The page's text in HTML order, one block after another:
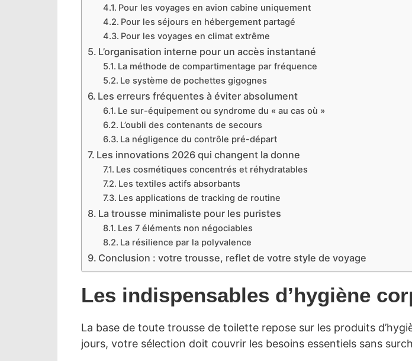
Pour les voyages en avion cabine uniquement
Pour les séjours en hébergement partagé
Pour les voyages en climat extrême
L’organisation interne pour un accès instantané
La méthode de compartimentage par fréquence
Le système de pochettes gigognes
Les erreurs fréquentes à éviter absolument
Le sur-équipement ou syndrome du « au cas où »
L’oubli des contenants de secours
La négligence du contrôle pré-départ
Les innovations 2026 qui changent la donne
Les cosmétiques concentrés et réhydratables
Les textiles actifs absorbants
Les applications de tracking de routine
La trousse minimaliste pour les puristes
Les 7 éléments non négociables
La résilience par la polyvalence
Conclusion : votre trousse, reflet de votre style de voyage
Les indispensables d’hygiène
La base de toute trousse de toilette repose sur les produits
jours, votre sélection doit couvrir les besoins essentiels sans